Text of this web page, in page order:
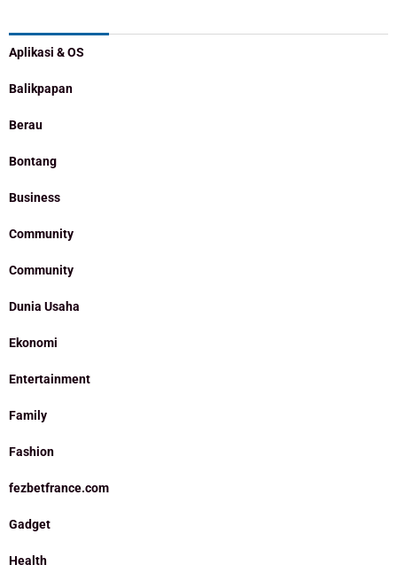
Aplikasi & OS
Balikpapan
Berau
Bontang
Business
Community
Community
Dunia Usaha
Ekonomi
Entertainment
Family
Fashion
fezbetfrance.com
Gadget
Health